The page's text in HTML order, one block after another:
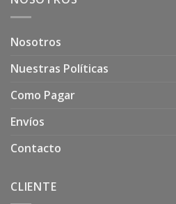
Nosotros
Nuestras Políticas
Como Pagar
Envíos
Contacto
CLIENTE